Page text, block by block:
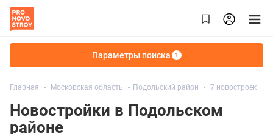
Параметры поиска 1
Главная Московская область Подольский район 7 новостроек
Новостройки в Подольском
районе